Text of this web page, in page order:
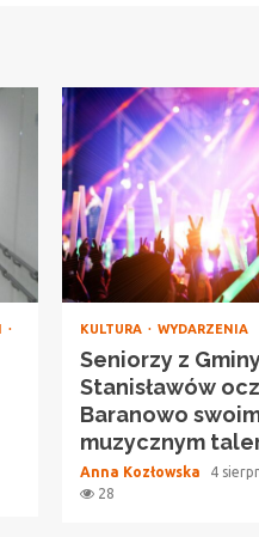
KULTURA WYDARZENIA
Seniorzy z
Stanisławów
Baranowo
muzycznym
Anna Kozłowska
4
28